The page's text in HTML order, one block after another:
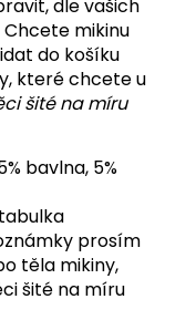
dle vašich
mikinu
do košíku
které chcete u
šité na míru
bavlna, 5%
prosím
těla mikiny,
šité na míru